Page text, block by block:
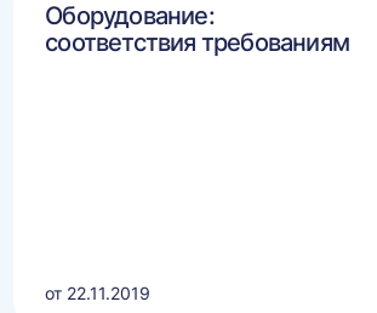
Оборудование:
соответствия требованиям
от 22.11.2019